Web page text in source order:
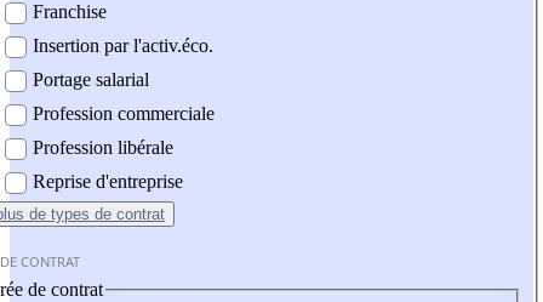
Franchise
Insertion par l'activ.éco.
Portage salarial
Profession commerciale
Profession libérale
Reprise d'entreprise
de types de contrat
CONTRAT
de contrat